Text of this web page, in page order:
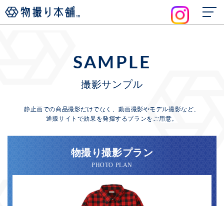
SAMPLE
撮影サンプル
静止画での商品撮影だけでなく、動画撮影やモデル撮影など、
通販サイトで効果を発揮するプランをご用意。
物撮り撮影プラン
PHOTO PLAN